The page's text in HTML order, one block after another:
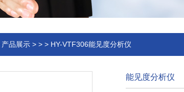
产品展示 > > > HY-VTF306能见度分析仪
能见度分析仪